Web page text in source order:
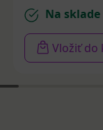
Na sklade
Vložiť do